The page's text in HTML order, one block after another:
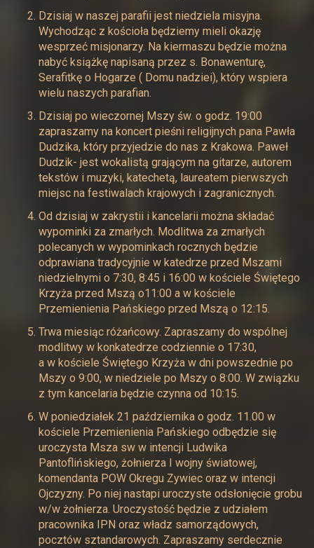
Dzisiaj w naszej parafii jest niedziela misyjna.
Wychodząc z kościoła będziemy mieli okazję
wesprzeć misjonarzy. Na kiermaszu będzie można
nabyć książkę napisaną przez s. Bonawenturę,
Serafitkę o Hogarze ( Domu nadziei), który wspiera
wielu naszych parafian.
Dzisiaj po wieczornej Mszy św. o godz. 19:00
zapraszamy na koncert pieśni religijnych pana Pawła
Dudzika, który przyjedzie do nas z Krakowa. Paweł
Dudzik- jest wokalistą grającym na gitarze, autorem
tekstów i muzyki, katechetą, laureatem pierwszych
miejsc na festiwalach krajowych i zagranicznych.
Od dzisiaj w zakrystii i kancelarii można składać
wypominki za zmarłych. Modlitwa za zmarłych
polecanych w wypominkach rocznych będzie
odprawiana tradycyjnie w katedrze przed Mszami
niedzielnymi o 7:30, 8:45 i 16:00 w kościele Świętego
Krzyża przed Mszą o11:00 a w kościele
Przemienienia Pańskiego przed Mszą o 12:15.
Trwa miesiąc różańcowy. Zapraszamy do wspólnej
modlitwy w konkatedrze codziennie o 17:30,
a w kościele Świętego Krzyża w dni powszednie po
Mszy o 9:00, w niedziele po Mszy o 8:00. W związku
z tym kancelaria będzie czynna od 10:15.
W poniedziałek 21 października o godz. 11.00 w
kościele Przemienienia Pańskiego odbędzie się
uroczysta Msza sw w intencji Ludwika
Pantoflińskiego, żołnierza I wojny światowej,
komendanta POW Okregu Zywiec oraz w intencji
Ojczyzny. Po niej nastapi uroczyste odsłonięcie grobu
w/w żołnierza. Uroczystość będzie z udziałem
pracownika IPN oraz władz samorządowych,
pocztów sztandarowych. Zapraszamy serdecznie